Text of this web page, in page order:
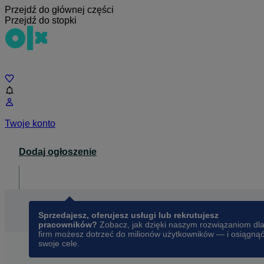
Przejdź do głównej części
Przejdź do stopki
Twoje konto
Dodaj ogłoszenie
Sprzedajesz, oferujesz usługi lub rekrutujesz
pracowników? Zobacz, jak dzięki naszym rozwiązaniom dla
firm możesz dotrzeć do milionów użytkowników — i osiągnąć
swoje cele.